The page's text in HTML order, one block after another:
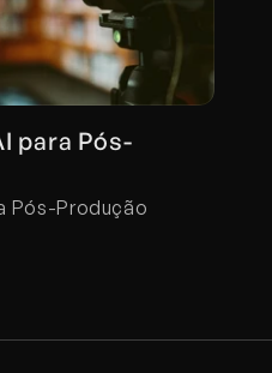
para Pós-
Pós-Produção